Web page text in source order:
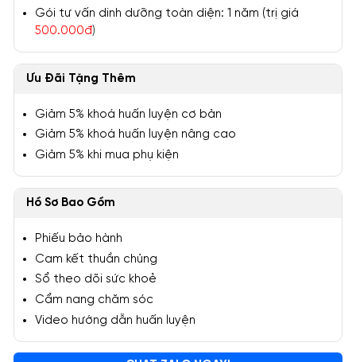
Gói tư vấn dinh dưỡng toàn diện: 1 năm (trị giá
500.000đ)
Ưu Đãi Tặng Thêm
Giảm 5% khoá huấn luyện cơ bản
Giảm 5% khoá huấn luyện nâng cao
Giảm 5% khi mua phụ kiện
Hồ Sơ Bao Gồm
Phiếu bảo hành
Cam kết thuần chủng
Sổ theo dõi sức khoẻ
Cẩm nang chăm sóc
Video hướng dẫn huấn luyện